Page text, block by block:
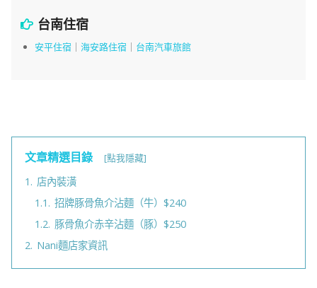
台南住宿
安平住宿｜ 海安路住宿｜ 台南汽車旅館
文章精選目錄 [點我隱藏]
1. 店內裝潢
1.1. 招牌豚骨魚介沾麵（牛）$240
1.2. 豚骨魚介赤辛沾麵（豚）$250
2. Nani麵店家資訊